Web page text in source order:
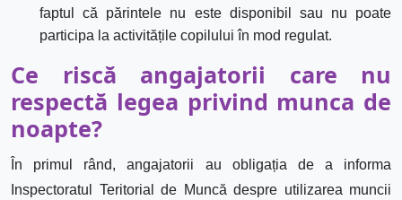
faptul că părintele nu este disponibil sau nu poate
participa la activitățile copilului în mod regulat.
Ce riscă angajatorii care nu
respectă legea privind munca de
noapte?
În primul rând, angajatorii au obligația de a informa
Inspectoratul Teritorial de Muncă despre utilizarea muncii